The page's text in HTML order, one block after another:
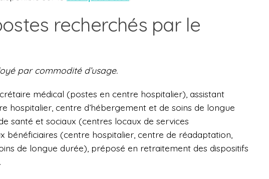
recherchés par le
par commodité d’usage.
médical (postes en centre hospitalier), assistant
hospitalier, centre d’hébergement et de soins de longue
santé et sociaux (centres locaux de services
bénéficiaires (centre hospitalier, centre de réadaptation,
de longue durée), préposé en retraitement des dispositifs